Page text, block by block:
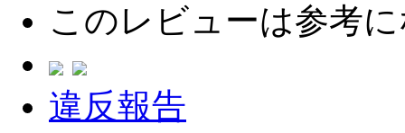
このレビューは参考
違反報告